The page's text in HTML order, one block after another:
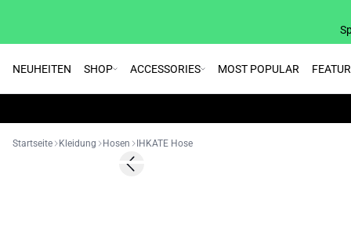
NEUHEITEN SHOP ACCESSORIES MOST POPULAR
Startseite Kleidung Hosen IHKATE Hose
Previous slide